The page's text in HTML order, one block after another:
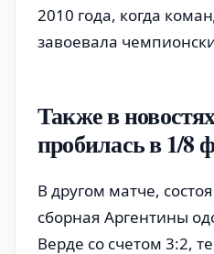
2010 года, когда
завоевала
Также в
пробилась в 1/8
В другом матче,
сборная Аргентины
Верде со счетом 3:2,